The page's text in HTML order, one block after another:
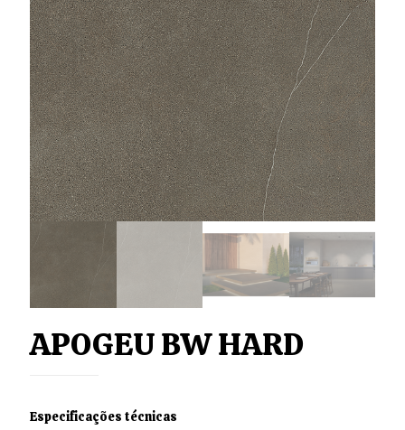
APOGEU BW HARD
Especificações técnicas